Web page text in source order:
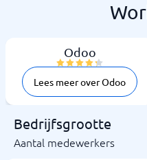
Odoo
Lees meer over Odoo
Bedrijfsgrootte
Aantal medewerkers